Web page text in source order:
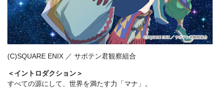
(C)SQUARE ENIX ／ サボテン君観察組合
＜イントロダクション＞
すべての源にして、世界を満たす力「マナ」。